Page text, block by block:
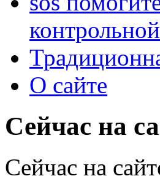
О сайте
Сейчас на
Сейчас на